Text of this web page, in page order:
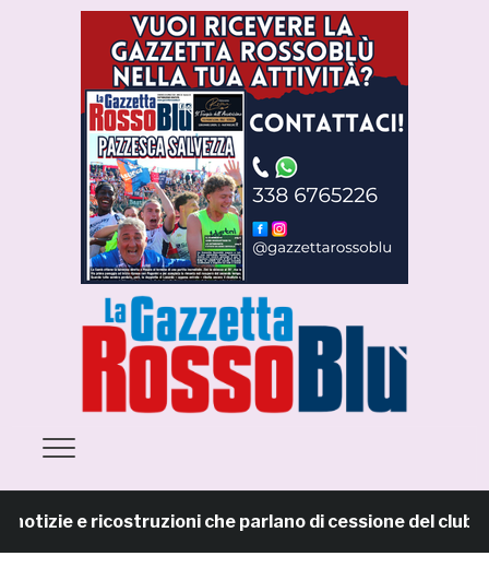
e ricostruzioni che parlano di cessione del club. IL